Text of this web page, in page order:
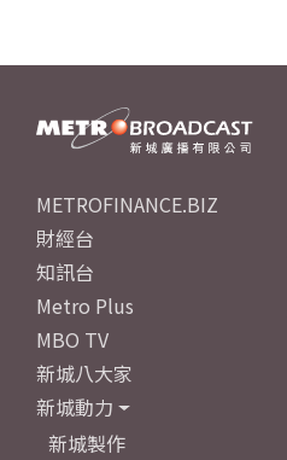
METROFINANCE.BIZ
財經台
知訊台
Metro Plus
MBO TV
新城八大家
新城動力
新城製作